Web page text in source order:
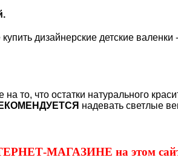
дизайнерские детские
то, что остатки натурального
надевать светлые
МАГАЗИНЕ на этом